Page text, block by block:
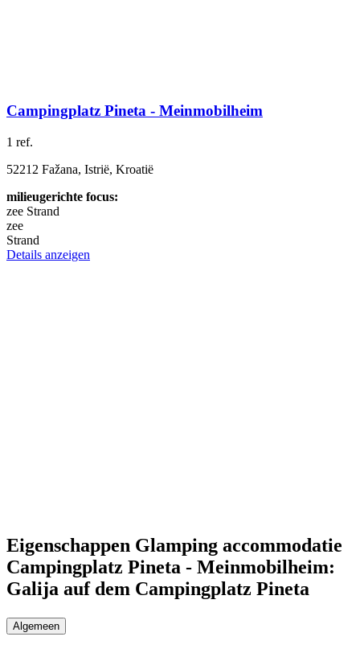
Campingplatz Pineta - Meinmobilheim
1 ref.
52212 Fažana, Istrië, Kroatië
milieugerichte focus:
zee Strand
zee
Strand
Details anzeigen
Eigenschappen Glamping accommodatie
Campingplatz Pineta - Meinmobilheim:
Galija auf dem Campingplatz Pineta
Algemeen